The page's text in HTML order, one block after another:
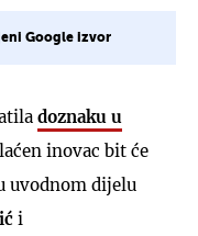
Google izvor
doznaku u
inovac bit će
uvodnom dijelu
i